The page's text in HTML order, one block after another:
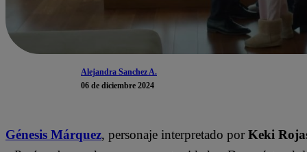
Alejandra Sanchez A.
06 de diciembre 2024
Génesis Márquez, personaje interpretado por Keki